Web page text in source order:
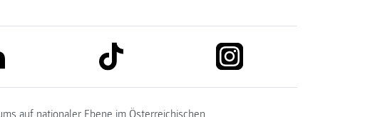
link to linkedin link to tiktok
auf nationaler Ebene im Österreichischen